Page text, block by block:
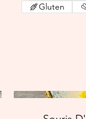
Gluten